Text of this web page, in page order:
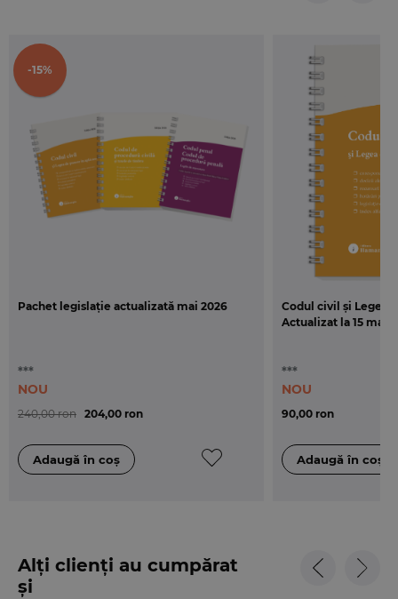
procedura penala.
In plus, se mai regasesc numeroase note utile,
corelatii legislative, un scurt istoric al fiecarui act,
precum si note privind modificarile terminologice
incidente.
-15%
Pachet legislație actualizată mai 2026
***
240,00 ron 204,00 ron
NOU
Codul civil și Legea
Actualizat la 15 mai
***
90,00 ron
NOU
Alți clienți au cumpărat
și